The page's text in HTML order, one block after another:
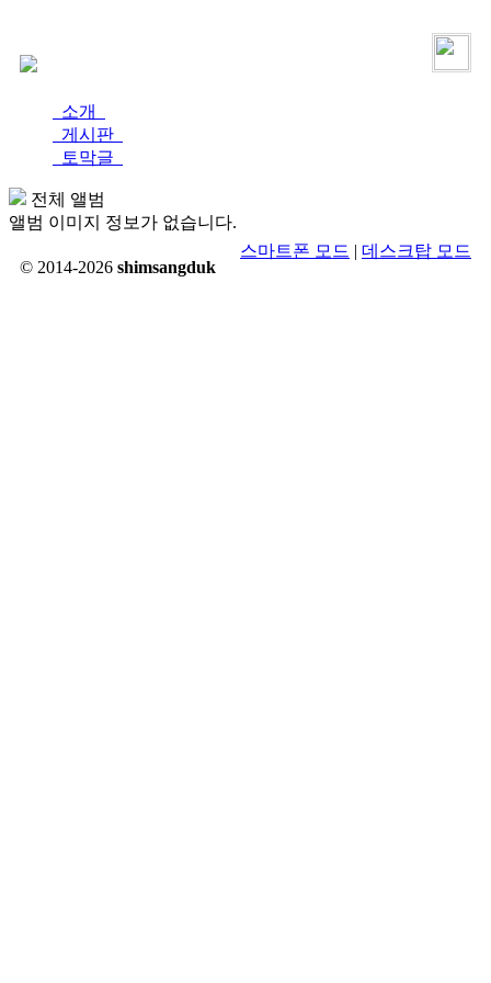
소개
게시판
토막글
전체 앨범
앨범 이미지 정보가 없습니다.
© 2014-2026 shimsangduk
스마트폰 모드 | 데스크탑 모드